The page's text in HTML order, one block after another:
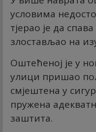
условима
тјерао је да
злостављао на
Оштећеној је у
улици пришао
смјештена у
пружена
заштита.